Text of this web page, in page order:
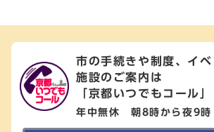
市の手続きや制度、イベ
施設のご案内は
「京都いつでもコール」
年中無休 朝8時から夜9時